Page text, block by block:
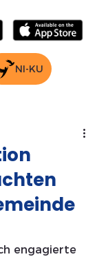
NI-KU
engagierte